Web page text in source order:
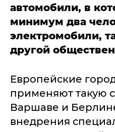
автомобили, в
минимум два
электромобили,
другой
Европейские
применяют такую
Варшаве и
внедрения